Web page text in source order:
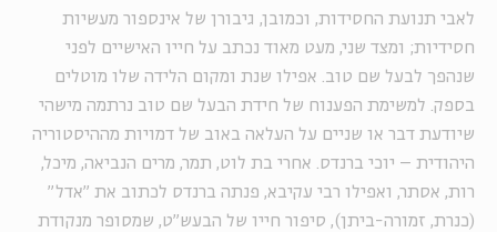
לאבי תנועת החסידות, וכמובן, גיבורן של אינספור מעשיות
חסידיות; ומצד שני, מעט מאוד נכתב על חייו האישיים לפני
שנהפך לבעל שם טוב. אפילו שנת ומקום הלידה שלו מוטלים
בספק. למשימת הפענוח של חידת הבעל שם טוב נרתמה מישהי
שיודעת דבר או שניים על העלאה באוב של דמויות מההיסטוריה
היהודית – יוכי ברנדס. אחרי בת לוט, תמר, מרים הנביאה, מיכל,
רות, אסתר, ואפילו רבי עקיבא, פנתה ברנדס לכתוב את "אדל"
(כנרת, זמורה-ביתן), סיפור חייו של הבעש"ט, שמסופר מנקודת